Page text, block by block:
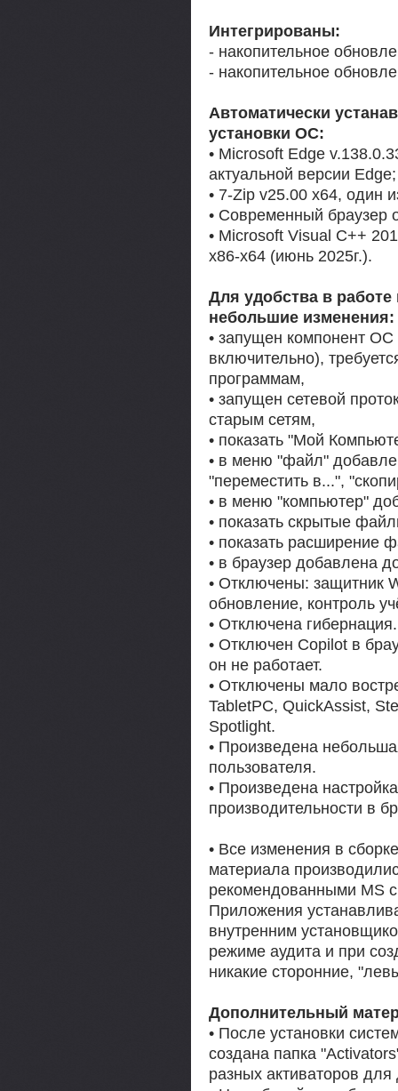
Интегрированы:
- накопительное
- накопительное
Автоматически
установки ОС:
• Microsoft Edge
актуальной версии Edge;
• 7-Zip v25.00 x64, один
• Современный браузер
• Microsoft Visual C++
x86-x64 (июнь 2025г.).
Для удобства в
небольшие изменения:
• запущен компонент
включительно),
программам,
• запущен сетевой
старым сетям,
• показать "Мой
• в меню "файл"
"переместить в...",
• в меню "компьютер"
• показать скрытые
• показать расширение
• в браузер добавлена
• Отключены: защитник
обновление, контроль
• Отключена гибернация.
• Отключен Copilot в
он не работает.
• Отключены мало
TabletPC, QuickAssist,
Spotlight.
• Произведена
пользователя.
• Произведена
производительности в
• Все изменения в
материала
рекомендованными MS
Приложения
внутренним
режиме аудита и при
никакие сторонние,
Дополнительный
• После установки
создана папка
разных активаторов